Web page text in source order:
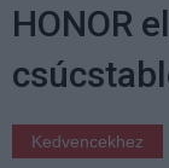
HONOR
Kedvencekhez